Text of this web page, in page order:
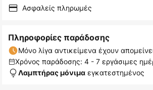
Ασφαλείς πληρωμές
Πληροφορίες παράδοσης
Μόνο λίγα αντικείμενα έχουν
Χρόνος παράδοσης: 4 - 7 εργάσιμες
Λαμπτήρας μόνιμα εγκατεστημένος